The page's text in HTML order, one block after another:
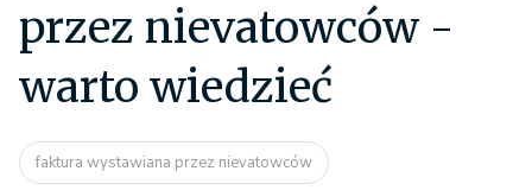
przez nievatowców -
warto wiedzieć
faktura wystawiana przez nievatowców